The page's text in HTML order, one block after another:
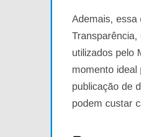
Ademais, essa
utilizados pelo
momento
publicação de
podem custar